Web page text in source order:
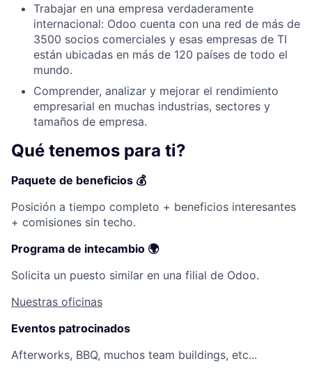
Trabajar en una empresa verdaderamente
internacional: Odoo cuenta con una red de más de
3500 socios comerciales y esas empresas de TI
están ubicadas en más de 120 países de todo el
mundo.
Comprender, analizar y mejorar el rendimiento
empresarial en muchas industrias, sectores y
tamaños de empresa.
Qué tenemos para ti?
Paquete de beneficios 💰
Posición a tiempo completo + beneficios interesantes
+ comisiones sin techo.
Programa de intecambio 🌍
Solicita un puesto similar en una filial de Odoo.
Nuestras oficinas
Eventos patrocinados
Afterworks, BBQ, muchos team buildings, etc...